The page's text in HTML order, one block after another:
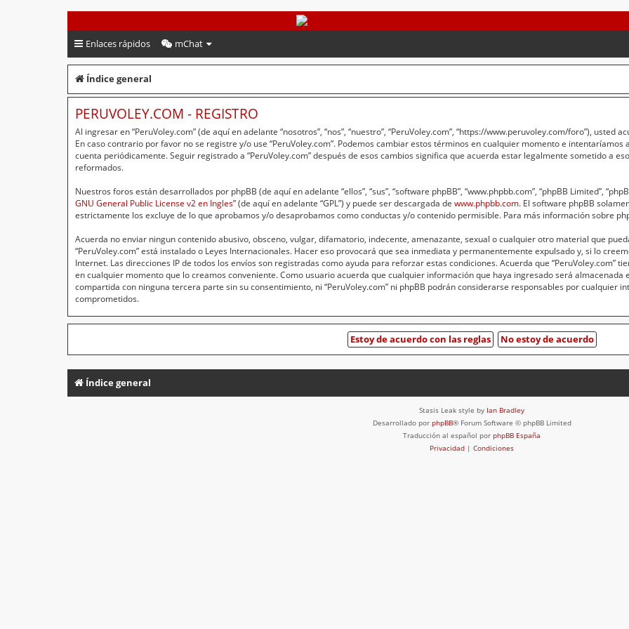
PeruVoley.com
Enlaces rápidos mChat
Índice general
PERUVOLEY.COM - REGISTRO
Al ingresar en “PeruVoley.com” (de aquí en adelante “nosotros”, “nos”, “nuestro”, “PeruVoley.com”, “https://www.peruvoley.com/foro”),
En caso contrario por favor no se registre y/o use “PeruVoley.com”. Podemos cambiar estos términos en cualquier momento e
cuenta periódicamente. Seguir registrado a “PeruVoley.com” después de esos cambios significa que acuerda estar legalmente sometido a
reformados.
Nuestros foros están desarrollados por phpBB (de aquí en adelante “ellos”, “sus”, “software phpBB”, “www.phpbb.com”, “phpBB Limited”,
GNU General Public License v2 en Ingles” (de aquí en adelante “GPL”) y puede ser descargada de www.phpbb.com. El software phpBB
estrictamente los excluye de lo que aprobamos y/o desaprobamos como conductas y/o contenido permisible. Para más información sobre
Acuerda no enviar ningun contenido abusivo, obsceno, vulgar, difamatorio, indecente, amenazante, sexual o cualquier otro material que
“PeruVoley.com” está instalado o Leyes Internacionales. Hacer eso provocará que sea inmediata y permanentemente expulsado y, si lo
Internet. Las direcciones IP de todos los envíos son registradas como ayuda para reforzar estas condiciones. Acuerda que “PeruVoley.com”
en cualquier momento que lo creamos conveniente. Como usuario acuerda que cualquier información que haya ingresado será almacenada
compartida con ninguna tercera parte sin su consentimiento, ni “PeruVoley.com” ni phpBB podrán considerarse responsables por cualquier
comprometidos.
Índice general
Stasis Leak style by Ian Bradley
Desarrollado por phpBB® Forum Software © phpBB Limited
Traducción al español por phpBB España
Privacidad | Condiciones